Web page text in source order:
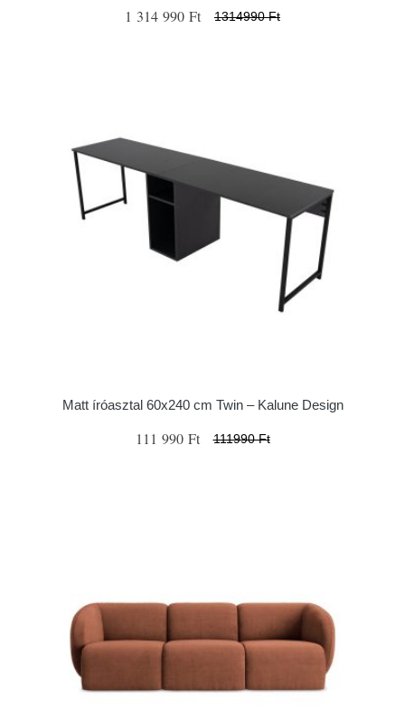
1 314 990 Ft 1314990 Ft
Matt íróasztal 60x240 cm Twin – Kalune Design
111 990 Ft 111990 Ft